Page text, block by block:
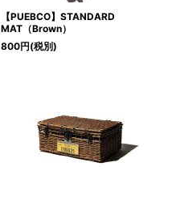
【PUEBCO】STANDARD
MAT（Brown）
800円(税別)